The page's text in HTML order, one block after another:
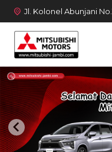
Jl. Kolonel Abunjani No.10, Selamat, Kec.
Beranda
Produk
Simulasi Kredit